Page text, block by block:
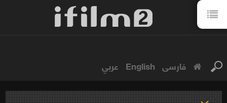
فارسی English عربي